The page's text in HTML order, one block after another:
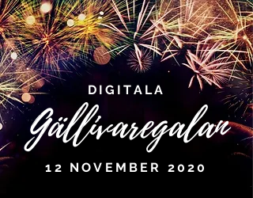
DIGITALA
Gällivaregalan
12 NOVEMBER 2020